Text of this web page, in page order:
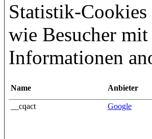
Statistik-Cookies
wie Besucher
Informationen
Name Anbieter
__cqact Google